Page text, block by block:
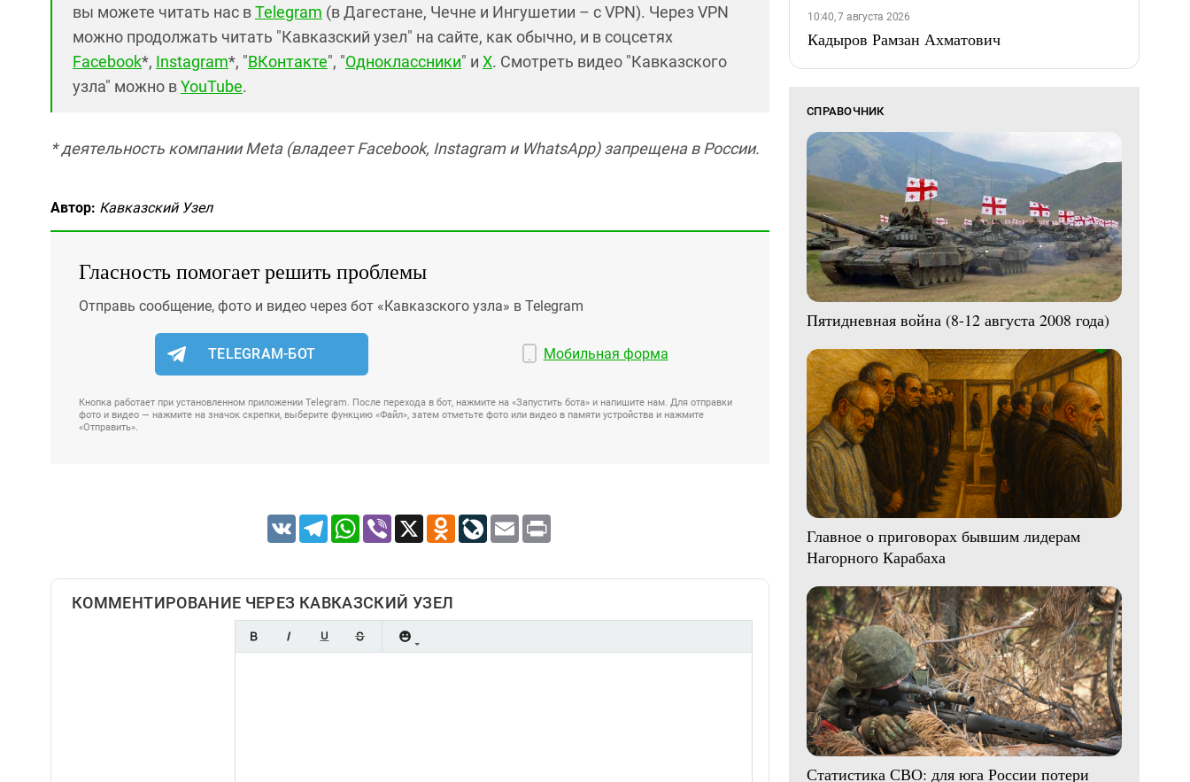
вы можете читать нас вTelegram (в Дагестане, Чечне и Ингушетии – с VPN). Через VPN
можно продолжать читать "Кавказский узел" на сайте, как обычно, и в соцсетях
Facebook*, Instagram*, "ВКонтакте", "Одноклассники" и X. Смотреть видео "Кавказского
узла" можно вYouTube.
* деятельность компании Meta (владеет Facebook, Instagram и WhatsApp) запрещена в России.
Автор: Кавказский Узел
Гласность помогает решить проблемы
Отправь сообщение, фото и видео через бот «Кавказского узла» в Telegram
TELEGRAM-БОТ Мобильная форма
Кнопка работает при установленном приложении Telegram. После перехода в бот, нажмите на «Запустить бота» и напишите нам. Для отправки
фото и видео — нажмите на значок скрепки, выберите функцию «Файл», затем отметьте фото или видео в памяти устройства и нажмите
«Отправить».
VK TelegramWhatsApp
Viber X Odnoklassniki
LiveJournal
Email
КОММЕНТИРОВАНИЕ ЧЕРЕЗ КАВКАЗСКИЙ УЗЕЛ
10:40, 7 августа 2026
Кадыров Рамзан Ахматович
СПРАВОЧНИК
Пятидневная война (8-12 августа 2008 года)
Главное о приговорах бывшим лидерам
Нагорного Карабаха
Статистика СВО: для юга России потери